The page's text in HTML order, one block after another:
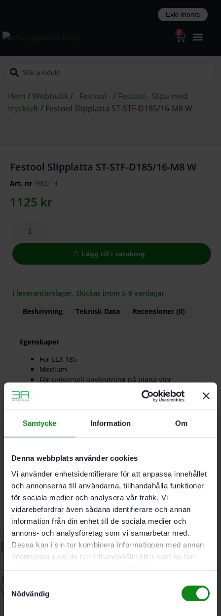
Samtycke Information Om
Denna webbplats använder cookies
Vi använder enhetsidentifierare för att anpassa innehållet
och annonserna till användarna, tillhandahålla funktioner
för sociala medier och analysera vår trafik. Vi
vidarebefordrar även sådana identifierare och annan
information från din enhet till de sociala medier och
annons- och analysföretag som vi samarbetar med.
Dessa kan i sin tur kombinera informationen med annan
information som du har tillhandahållit eller som de har
Nödvändig
0
Hem /Webbutik/ - Festool -/ Festool - Slipa med
tryckluft / Festool Slipplatta ST-STF-D185/16-M8 W
Festool Slipplatta ST-STF-D185/16-M8 W
Art. nr 490514
1125 kr
Lägg till i varukorg
I leverantörslager. Skickas inom 5-8 vardagar.
Beskrivning
Teknisk Data Recensioner (0)
Egenskaper
För LEX 185
Medium
För universell användning på plana ytor
Anslutningsgänga M8; Förpackning 1 Antal
Bli först med att recensera ”Festool Slipplatta ST-STF-
D185/16-M8 W”
Du måste varainloggadför att skriva en recension.
Relaterade produkter